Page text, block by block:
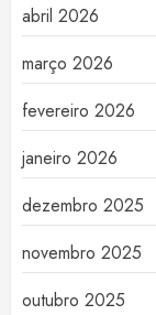
abril 2026
março 2026
fevereiro 2026
janeiro 2026
dezembro 2025
novembro 2025
outubro 2025